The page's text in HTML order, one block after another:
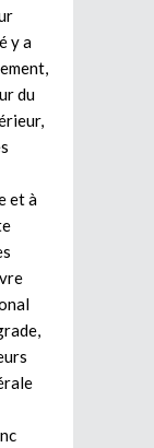
y a
du
et à